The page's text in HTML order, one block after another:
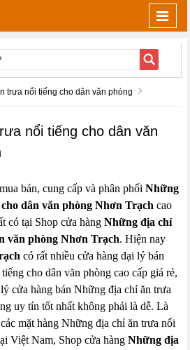
trưa nổi tiếng cho dân văn phòng
nổi tiếng cho dân văn
bán, cung cấp và phân phốiNhững
dân văn phòng Nhơn Trạch cao
có tại Shop cửa hàngNhững địa chỉ
văn phòng Nhơn Trạch. Hiện nay
có rất nhiều cửa hàng đại lý bán
cho dân văn phòng cao cấp giá rẻ,
cửa hàng bán Những địa chỉ ăn trưa
uy tín tốt nhất không phải là dễ. Là
mặt hàng Những địa chỉ ăn trưa nổi
Việt Nam, Shop cửa hàngNhững địa